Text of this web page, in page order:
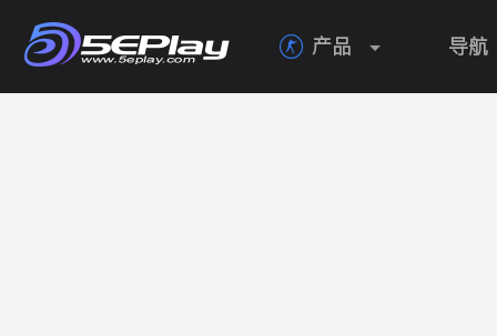
 产品 导航